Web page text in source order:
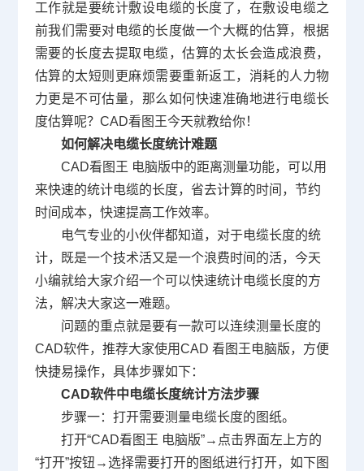
工作就是要统计敷设电缆的长度了，在敷设电缆之
前我们需要对电缆的长度做一个大概的估算，根据
需要的长度去提取电缆，估算的太长会造成浪费，
估算的太短则更麻烦需要重新返工，消耗的人力物
力更是不可估量，那么如何快速准确地进行电缆长
度估算呢？ CAD看图王今天就教给你！
如何解决电缆长度统计难题
CAD看图王 电脑版中的距离测量功能，可以用
来快速的统计电缆的长度，省去计算的时间，节约
时间成本，快速提高工作效率。
电气专业的小伙伴都知道，对于电缆长度的统
计，既是一个技术活又是一个浪费时间的活，今天
小编就给大家介绍一个可以快速统计电缆长度的方
法，解决大家这一难题。
问题的重点就是要有一款可以连续测量长度的
CAD软件，推荐大家使用CAD 看图王电脑版，方便
快捷易操作，具体步骤如下：
CAD软件中电缆长度统计方法步骤
步骤一：打开需要测量电缆长度的图纸。
打开“CAD看图王 电脑版”→点击界面左上方的
“打开”按钮→选择需要打开的图纸进行打开，如下图